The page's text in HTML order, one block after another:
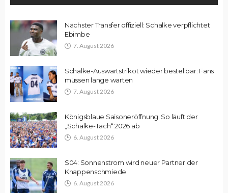
Nächster Transfer offiziell: Schalke verpflichtet
Ebimbe
7. August 2026
Schalke-Auswärtstrikot wieder bestellbar: Fans
müssen lange warten
7. August 2026
Königsblaue Saisoneröffnung: So läuft der
„Schalke-Tach“ 2026 ab
6. August 2026
S04: Sonnenstrom wird neuer Partner der
Knappenschmiede
6. August 2026